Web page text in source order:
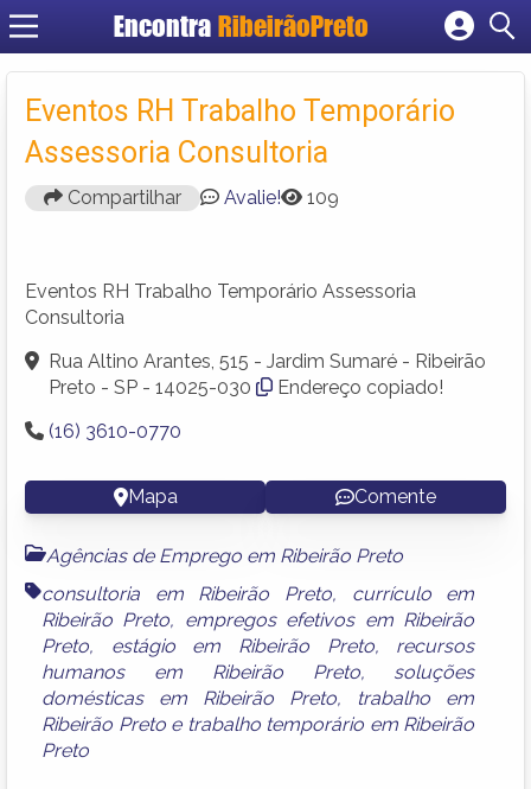
Encontra RibeirãoPreto
Cadastrar empresa
Criar conta
Eventos RH Trabalho Temporário
Assessoria Consultoria
Compartilhar Avalie! 109
Eventos RH Trabalho Temporário Assessoria
Consultoria
Rua Altino Arantes, 515 - Jardim Sumaré - Ribeirão
Preto - SP - 14025-030
Endereço copiado!
(16) 3610-0770
Mapa Comente
Agências de Emprego em Ribeirão Preto
consultoria em Ribeirão Preto, currículo em
Ribeirão Preto, empregos efetivos em Ribeirão
Preto, estágio em Ribeirão Preto, recursos
humanos em Ribeirão Preto, soluções
domésticas em Ribeirão Preto, trabalho em
Ribeirão Pretoe trabalho temporário em Ribeirão
Preto